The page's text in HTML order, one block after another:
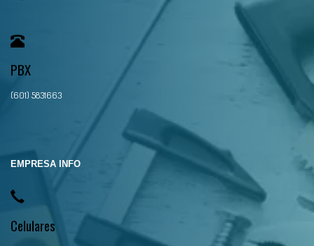
PBX
(601) 5831663
EMPRESA INFO
Celulares